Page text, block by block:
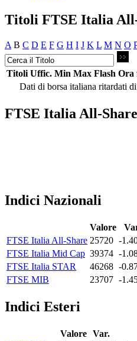
Titoli FTSE Italia
A B C D E F G H I J K L M N O
Titoli Uffic. Min Max Flash Ora
Dati di borsa italiana ritardati
FTSE Italia All-Share
Indici Nazionali
Valore
FTSE Italia All-Share 25720 -
FTSE Italia Mid Cap 39374 -
FTSE Italia STAR
46268 -
FTSE MIB
23707 -
Indici Esteri
Valore Var.